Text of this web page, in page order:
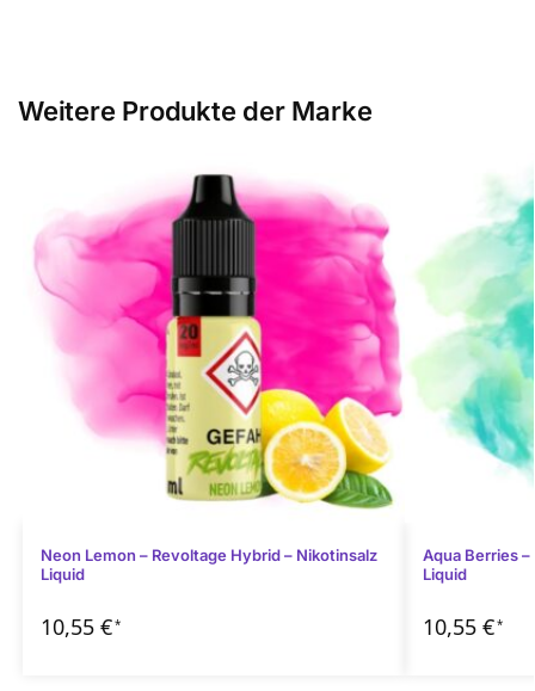
Weitere Produkte der Marke
Neon Lemon – Revoltage Hybrid – Nikotinsalz
Liquid
10,55 €*
Aqua Berries
Liquid
10,55 €*